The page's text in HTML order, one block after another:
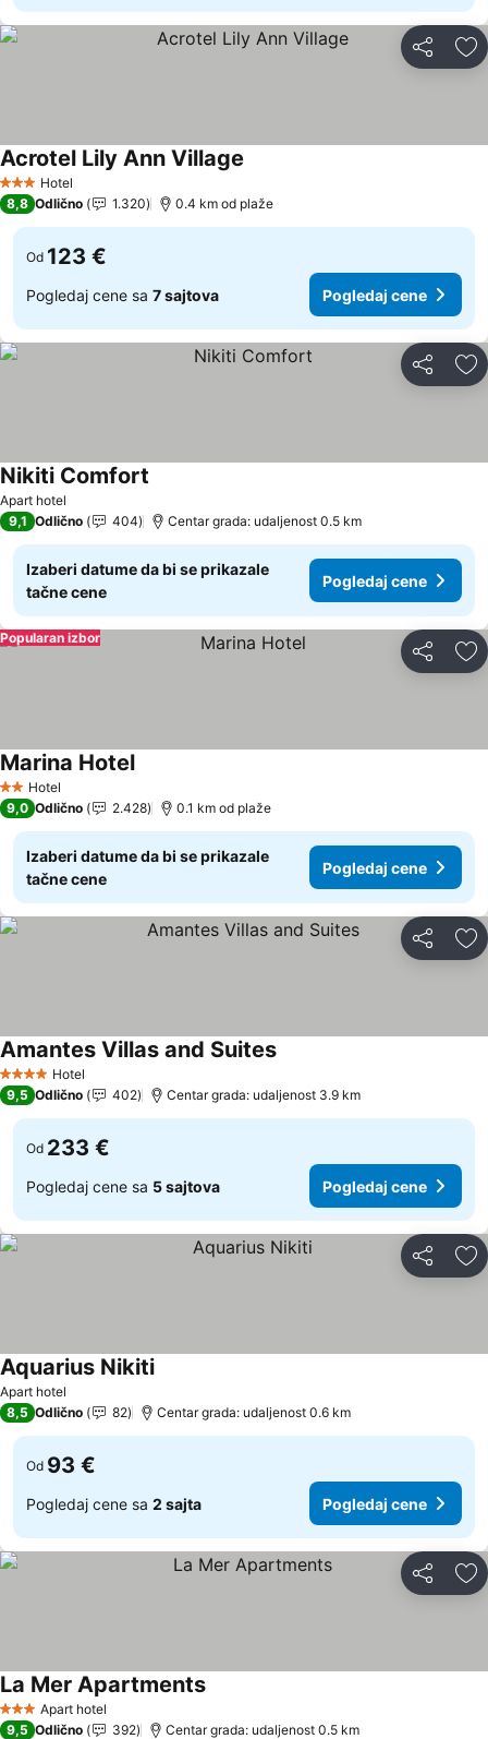
Deli
3 Zvezdice
Hotel
Acrotel Lily Ann Village
8,8 Odlično 1.320 0.4 km od plaže
Od 123 €
Pogledaj cene sa 7 sajtova Pogledaj cene
Deli
Apart hotel
Nikiti Comfort
9,1 Odlično 404 Centar grada: udaljenost 0.5 km
Izaberi datume da bi se prikazale
tačne cene
Pogledaj cene
Deli
Popularan izbor
2 Zvezdice
Hotel
Marina HotelPogledaj cene
9,0 Odlično 2.428 0.1 km od plaže
Izaberi datume da bi se prikazale
tačne cene
Pogledaj cene
Deli
4 ZvezdiceHotel
Amantes Villas and SuitesPogledaj cene
9,5 Odlično 402 Centar grada: udaljenost 3.9 km
Od 233 €
Pogledaj cene sa 5 sajtova Pogledaj cene
Deli
Apart hotel
Aquarius NikitiPogledaj cene
8,5 Odlično 82 Centar grada: udaljenost 0.6 km
Od 93 €
Pogledaj cene sa 2 sajta Pogledaj cene
Deli
3 ZvezdiceApart hotel
La Mer ApartmentsPogledaj cene
9,5 Odlično 392 Centar grada: udaljenost 0.5 km